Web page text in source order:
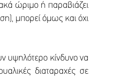
ώριμο ή παραβιάζει
μπορεί όμως και όχι
υψηλότερο κίνδυνο να
διαταραχές σε